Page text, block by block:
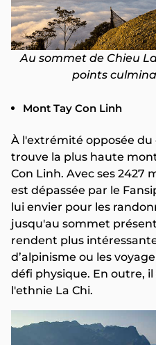
Au sommet de Chieu
points
Mont Tay Con Linh
À l'extrémité opposée
trouve la plus haute
Con Linh. Avec ses 2427
est dépassée par le
lui envier pour les
jusqu'au sommet
rendent plus
d’alpinisme ou les
défi physique. En outre, il
l'ethnie La Chi.